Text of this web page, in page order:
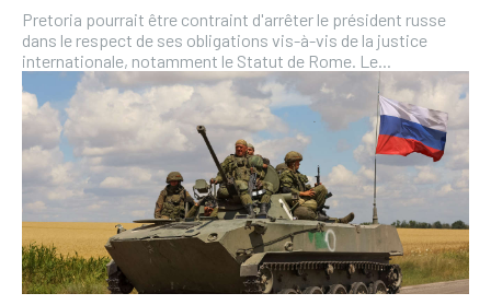
Pretoria pourrait être contraint d'arrêter le président russe
dans le respect de ses obligations vis-à-vis de la justice
internationale, notamment le Statut de Rome. Le...